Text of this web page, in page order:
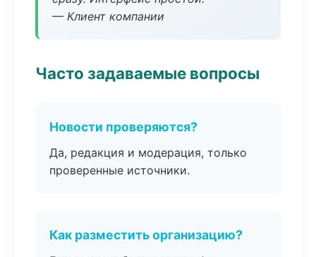
— Клиент компании
Часто задаваемые вопросы
Новости проверяются?
Да, редакция и модерация, только
проверенные источники.
Как разместить организацию?